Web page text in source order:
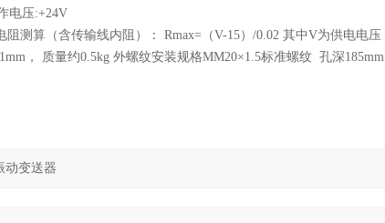
电压:+24V
算（含传输线内阻）： Rmax=（V-15）/0.02 其中V为供电电压
， 质量约0.5kg 外螺纹安装规格MM20×1.5标准螺纹 孔深185mm